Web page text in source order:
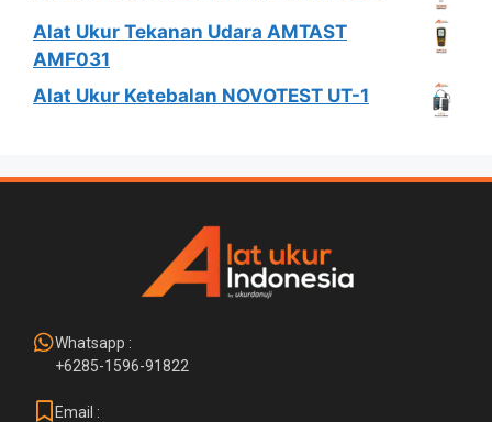
Alat Ukur Tekanan Udara AMTAST
AMF031
Alat Ukur Ketebalan NOVOTEST UT-1
Whatsapp :
+6285-1596-91822
Email :